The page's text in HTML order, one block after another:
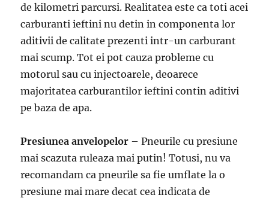
de kilometri parcursi. Realitatea este ca toti acei
carburanti ieftini nu detin in componenta lor
aditivii de calitate prezenti intr-un carburant
mai scump. Tot ei pot cauza probleme cu
motorul sau cu injectoarele, deoarece
majoritatea carburantilor ieftini contin aditivi
pe baza de apa.
Presiunea anvelopelor – Pneurile cu presiune
mai scazuta ruleaza mai putin! Totusi, nu va
recomandam ca pneurile sa fie umflate la o
presiune mai mare decat cea indicata de